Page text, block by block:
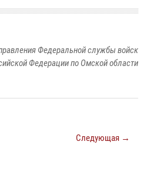
Федеральной службы войск
Федерации по Омской области
Следующая →